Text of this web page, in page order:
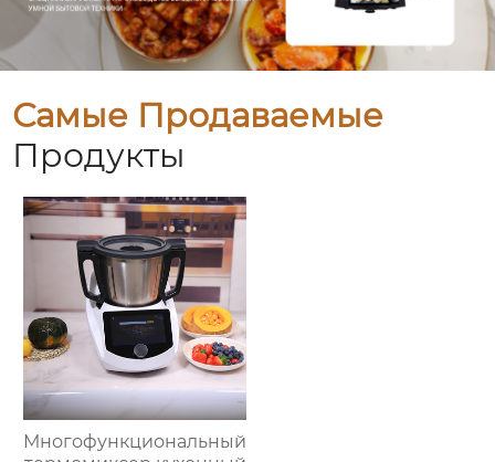
Самые Продаваемые
Продукты
Многофункциональный